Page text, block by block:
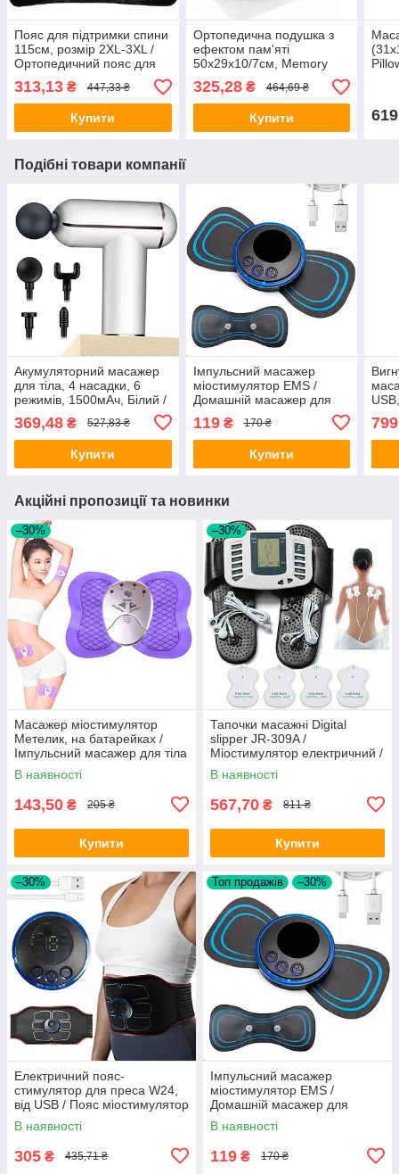
Пояс для підтримки спини
115см, розмір 2XL-3XL /
Ортопедичний пояс для
корекції осанки / Пояс для
попереку
313,13 ₴ 447,33 ₴
Купити
Ортопедична подушка з
ефектом пам'яті
50x29x10/7см, Memory
ортопедична для сну
325,28₴ 464,69 ₴
Купити 619
Подібні товари компанії
Акумуляторний масажер
для тіла, 4 насадки, 6
режимів, 1500мАч, Білий /
Вібромасажер
369,48 ₴ 527,83 ₴
Купити
Імпульсний масажер
міостимулятор EMS /
Домашній масажер для
Електростимулятор м'язів
119₴ 170 ₴
Купити
799
Акційні пропозиції та новинки
–30%
Масажер міостимулятор
Метелик, на батарейках /
Імпульсний масажер для тіла
В наявності
143,50 ₴ 205 ₴
Купити
–30%
Тапочки масажні Digital
slipper JR-309A /
Міостимулятор електричний /
Масажер імпульсний /
Масажер імпульсний
В наявності
567,70 ₴ 811 ₴
Купити
–30%
Електричний пояс-
стимулятор для преса W24,
від USB / Пояс міостимулятор
з режимами / Масажер для
м'язів
В наявності
305 ₴ 435,71 ₴
Топ продажів –30%
Імпульсний масажер
міостимулятор EMS /
Домашній масажер для
преса / Електростимулятор
м'язів
В наявності
119 ₴ 170 ₴